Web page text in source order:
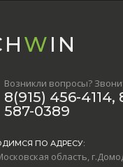
WIN
Возникли вопросы?
8(915) 456-4114,
587-0389
ПО АДРЕСУ:
область,